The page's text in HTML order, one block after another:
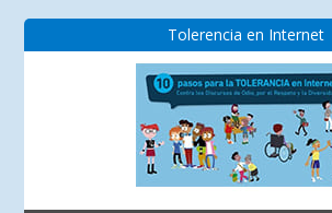
Tolerencia en Internet